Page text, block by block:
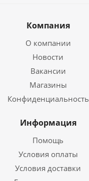
Компания
О компании
Новости
Вакансии
Магазины
Конфиденциальность
Информация
Помощь
Условия оплаты
Условия доставки